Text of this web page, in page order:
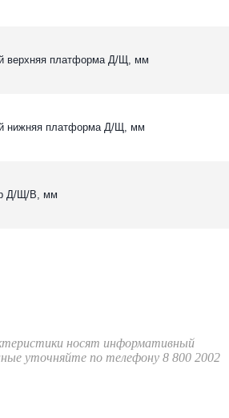
верхняя платформа Д/Щ, мм
нижняя платформа Д/Щ, мм
Д/Щ/В, мм
носят информативный
уточняйте по телефону 8 800 2002